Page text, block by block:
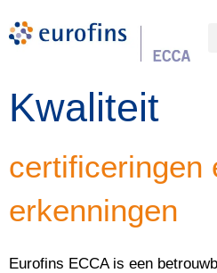
naar
inhoud
Kwaliteit
certificeringen
erkenningen
Eurofins ECCA is een